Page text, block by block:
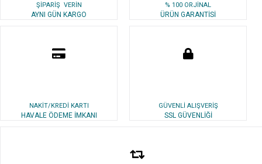
ŞİPARİŞ VERİN
AYNI GÜN KARGO
% 100 ORJİNAL
ÜRÜN GARANTİSİ
NAKİT/KREDİ KARTI
HAVALE ÖDEME İMKANI
GÜVENLİ ALIŞVERİŞ
SSL GÜVENLİĞİ